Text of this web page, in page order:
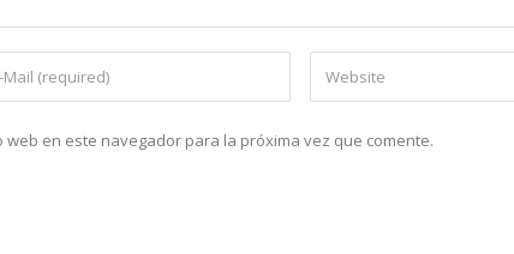
en este navegador para la próxima vez que comente.